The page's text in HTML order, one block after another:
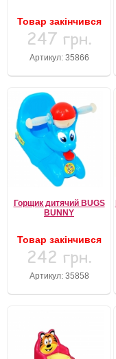
Товар закінчився
247 грн.
Артикул: 35866
Горщик дитячий BUGS
BUNNY
Товар закінчився
242 грн.
Артикул: 35858